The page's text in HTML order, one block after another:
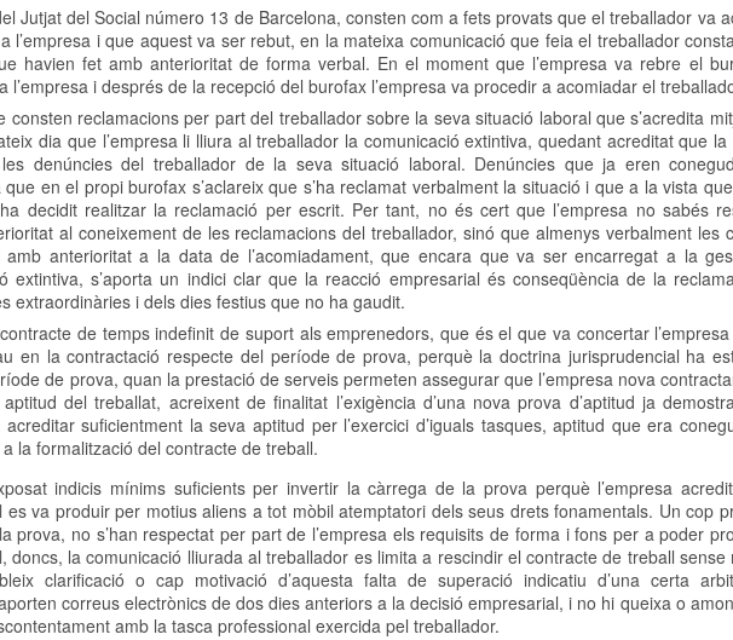
Jutjat del Social número 13 de Barcelona, ​​consten com a fets provats que el treballador va
l’empresa i que aquest va ser rebut, en la mateixa comunicació que feia el treballador
havien fet amb anterioritat de forma verbal. En el moment que l’empresa va rebre el
l’empresa i després de la recepció del burofax l’empresa va procedir a acomiadar el
consten reclamacions per part del treballador sobre la seva situació laboral que s’acredita
dia que l’empresa li lliura al treballador la comunicació extintiva, quedant acreditat que la
denúncies del treballador de la seva situació laboral. Denúncies que ja eren
en el propi burofax s’aclareix que s’ha reclamat verbalment la situació i que a la vista
decidit realitzar la reclamació per escrit. Per tant, no és cert que l’empresa no sabés
al coneixement de les reclamacions del treballador, sinó que almenys verbalment les
amb anterioritat a la data de l’acomiadament, que encara que va ser encarregat a la
extintiva, s’aporta un indici clar que la reacció empresarial és conseqüència de la
extraordinàries i dels dies festius que no ha gaudit.
de temps indefinit de suport als emprenedors, que és el que va concertar
en la contractació respecte del període de prova, perquè la doctrina jurisprudencial ha
de prova, quan la prestació de serveis permeten assegurar que l’empresa nova
del treballat, acreixent de finalitat l’exigència d’una nova prova d’aptitud ja
suficientment la seva aptitud per l’exercici d’iguals tasques, aptitud que era
la formalització del contracte de treball.
indicis mínims suficients per invertir la càrrega de la prova perquè l’empresa
es va produir per motius aliens a tot mòbil atemptatori dels seus drets fonamentals. Un cop
prova, no s’han respectat per part de l’empresa els requisits de forma i fons per a poder
doncs, la comunicació lliurada al treballador es limita a rescindir el contracte de treball sense
clarificació o cap motivació d’aquesta falta de superació indicatiu d’una certa
correus electrònics de dos dies anteriors a la decisió empresarial, i no hi queixa o
amb la tasca professional exercida pel treballador.